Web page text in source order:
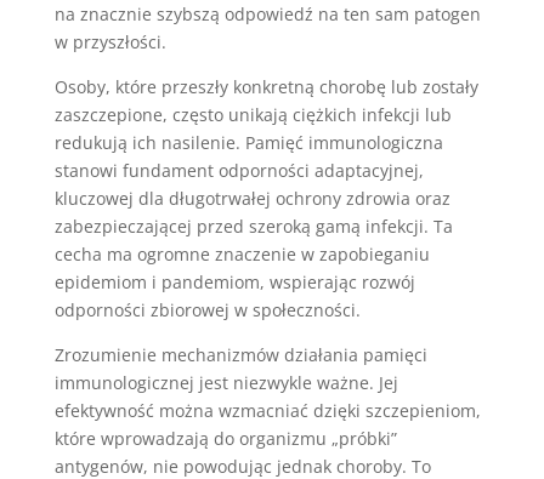
na znacznie szybszą odpowiedź na ten sam patogen
w przyszłości.
Osoby, które przeszły konkretną chorobę lub zostały
zaszczepione, często unikają ciężkich infekcji lub
redukują ich nasilenie. Pamięć immunologiczna
stanowi fundament odporności adaptacyjnej,
kluczowej dla długotrwałej ochrony zdrowia oraz
zabezpieczającej przed szeroką gamą infekcji. Ta
cecha ma ogromne znaczenie w zapobieganiu
epidemiom i pandemiom, wspierając rozwój
odporności zbiorowej w społeczności.
Zrozumienie mechanizmów działania pamięci
immunologicznej jest niezwykle ważne. Jej
efektywność można wzmacniać dzięki szczepieniom,
które wprowadzają do organizmu „próbki”
antygenów, nie powodując jednak choroby. To